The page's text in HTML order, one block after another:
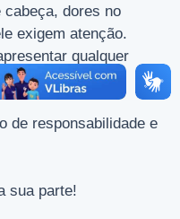
dores no
exigem atenção.
qualquer
de responsabilidade e
sua parte!